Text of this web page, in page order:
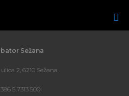
Sežana
2, 6210 Sežana
5 7313 500